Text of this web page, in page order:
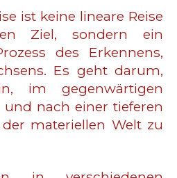
ist keine lineare Reise
Ziel, sondern ein
des Erkennens,
Es geht darum,
im gegenwärtigen
nach einer tieferen
materiellen Welt zu